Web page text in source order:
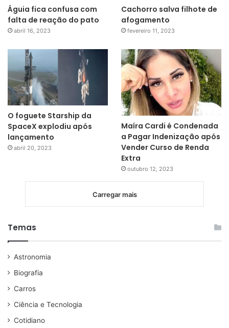
Águia fica confusa com
falta de reação do pato
abril 16, 2023
Cachorro salva filhote de
afogamento
fevereiro 11, 2023
O foguete Starship da
SpaceX explodiu após
lançamento
abril 20, 2023
Maíra Cardi é Condenada
a Pagar Indenização após
Vender Curso de Renda
Extra
outubro 12, 2023
Carregar mais
Temas
Astronomia
Biografia
Carros
Ciência e Tecnologia
Cotidiano